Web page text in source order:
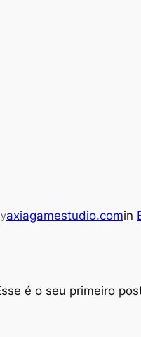
axiagamestudio.comin
é o seu primeiro